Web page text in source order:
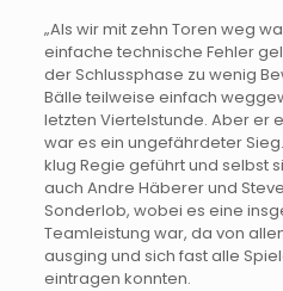
„Als wir mit zehn Toren weg
einfache technische Fehler
der Schlussphase zu wenig
Bälle teilweise einfach
letzten Viertelstunde. Aber er
war es ein ungefährdeter
klug Regie geführt und selbst
auch Andre Häberer und
Sonderlob, wobei es eine
Teamleistung war, da von
ausging und sich fast alle
eintragen konnten.